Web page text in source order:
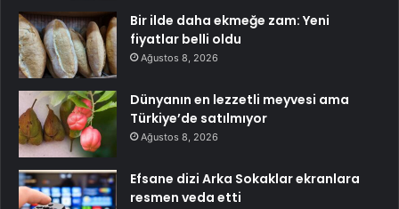
Bir ilde daha ekmeğe zam: Yeni
fiyatlar belli oldu
Ağustos 8, 2026
Dünyanın en lezzetli meyvesi ama
Türkiye’de satılmıyor
Ağustos 8, 2026
Efsane dizi Arka Sokaklar ekranlara
resmen veda etti